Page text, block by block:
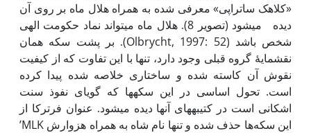
«کلاهک ساتراپی» معرفی شده به همراه هلال ماه بر روی آن
دیده­ می­شود (تصویر 8). هلال ماه می­تواند نماد حکومت الهی
شخص باشد (Olbrycht, 1997: 52). بر پشت سکه همان
نقش­مایۀ گروه قبلی وجود دارد، تنها با این تفاوت که از کیفیت
نقوش آن کاسته شده و ساختاری خلاصه شده پیدا کرده
است. تحول اساسی در این سکه­ها که گویای نفوذ سنت
اشکانی است در کتیبه­های آنها دیده می­شود. عنوان فرترکا از
این سکه‌ها حذف شده و تنها نام شاه به همراه هزوارش MLK’